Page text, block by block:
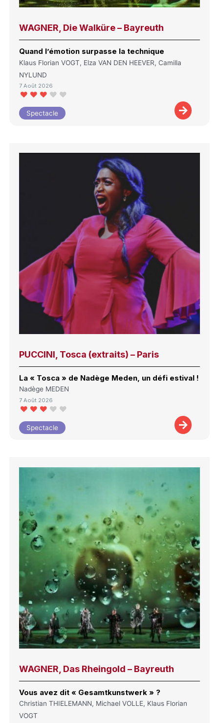
WAGNER, Die Walküre – Bayreuth
Quand l’émotion surpasse la technique
Klaus Florian VOGT, Elza VAN DEN HEEVER, Camilla
NYLUND
7 Août 2026
Spectacle
PUCCINI, Tosca (extraits) – Paris
La « Tosca » de Nadège Meden, un défi estival !
Nadège MEDEN
7 Août 2026
Spectacle
WAGNER, Das Rheingold – Bayreuth
Vous avez dit « Gesamtkunstwerk » ?
Christian THIELEMANN, Michael VOLLE, Klaus Florian
VOGT